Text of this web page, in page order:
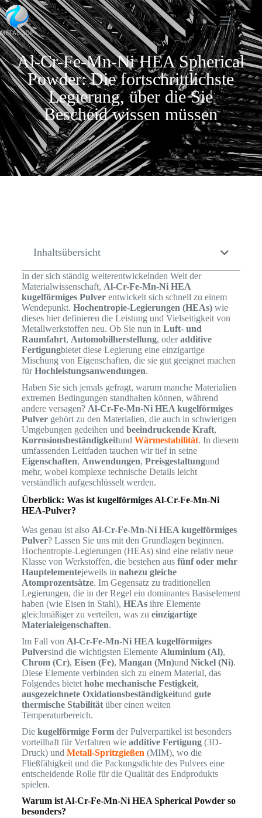
Al-Cr-Fe-Mn-Ni HEA Spherical
Powder: Die fortschrittlichste
Legierung, über die Sie
Bescheid wissen müssen
Inhaltsübersicht
In der sich ständig weiterentwickelnden Welt der
Materialwissenschaft, Al-Cr-Fe-Mn-Ni HEA
kugelförmiges Pulverentwickelt sich schnell zu einem
Wendepunkt. Hochentropie-Legierungen (HEAs)wie
dieses hier definieren die Leistung und Vielseitigkeit von
Metallwerkstoffen neu. Ob Sie nun in Luft- und
Raumfahrt, Automobilherstellung, oderadditive
Fertigungbietet diese Legierung eine einzigartige
Mischung von Eigenschaften, die sie gut geeignet machen
fürHochleistungsanwendungen.
Haben Sie sich jemals gefragt, warum manche Materialien
extremen Bedingungen standhalten können, während
andere versagen? Al-Cr-Fe-Mn-Ni HEA kugelförmiges
Pulvergehört zu den Materialien, die auch in schwierigen
Umgebungen gedeihen und beeindruckende Kraft,
Korrosionsbeständigkeitund Wärmestabilität. In diesem
umfassenden Leitfaden tauchen wir tief in seine
Eigenschaften, Anwendungen, Preisgestaltungund
mehr, wobei komplexe technische Details leicht
verständlich aufgeschlüsselt werden.
Überblick: Was ist kugelförmiges Al-Cr-Fe-Mn-Ni
HEA-Pulver?
Was genau ist also Al-Cr-Fe-Mn-Ni HEA kugelförmiges
Pulver? Lassen Sie uns mit den Grundlagen beginnen.
Hochentropie-Legierungen (HEAs) sind eine relativ neue
Klasse von Werkstoffen, die bestehen aus fünf oder mehr
Hauptelementejeweils in nahezu gleiche
Atomprozentsätze. Im Gegensatz zu traditionellen
Legierungen, die in der Regel ein dominantes Basiselement
haben (wie Eisen in Stahl), HEAsihre Elemente
gleichmäßiger zu verteilen, was zu einzigartige
Materialeigenschaften.
Im Fall von Al-Cr-Fe-Mn-Ni HEA kugelförmiges
Pulversind die wichtigsten Elemente Aluminium (Al),
Chrom (Cr), Eisen (Fe), Mangan (Mn)und Nickel (Ni).
Diese Elemente verbinden sich zu einem Material, das
Folgendes bietet hohe mechanische Festigkeit,
ausgezeichnete Oxidationsbeständigkeitund gute
thermische Stabilitätüber einen weiten
Temperaturbereich.
Die kugelförmige Formder Pulverpartikel ist besonders
vorteilhaft für Verfahren wie additive Fertigung(3D-
Druck) und Metall-Spritzgießen (MIM), wo die
Fließfähigkeit und die Packungsdichte des Pulvers eine
entscheidende Rolle für die Qualität des Endprodukts
spielen.
Warum ist Al-Cr-Fe-Mn-Ni HEA Spherical Powder so
besonders?